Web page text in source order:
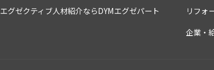
エグゼクティブ人材紹介ならDYMエグゼパート
リフォ
企業・